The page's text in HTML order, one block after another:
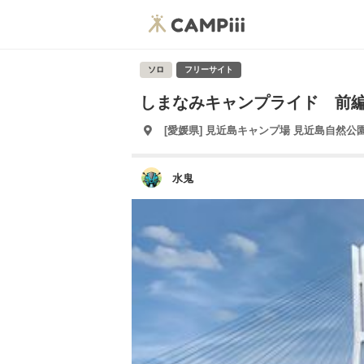
ソロ フリーサイト
しまなみキャンプライド 前
[愛媛県] 見近島キャンプ場 見近島自然公
水鬼